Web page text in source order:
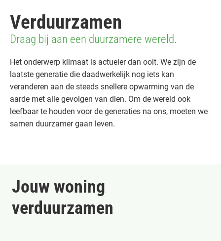
Verduurzamen
Draag bij aan een duurzamere wereld.
Het onderwerp klimaat is actueler dan ooit. We zijn de
laatste generatie die daadwerkelijk nog iets kan
veranderen aan de steeds snellere opwarming van de
aarde met alle gevolgen van dien. Om de wereld ook
leefbaar te houden voor de generaties na ons, moeten we
samen duurzamer gaan leven.
Jouw woning
verduurzamen